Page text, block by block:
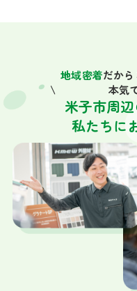
地域密着だか
本気
米子市周辺
私たちに